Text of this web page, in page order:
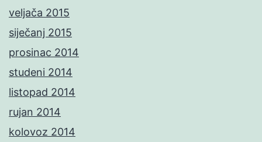
veljača 2015
siječanj 2015
prosinac 2014
studeni 2014
listopad 2014
rujan 2014
kolovoz 2014